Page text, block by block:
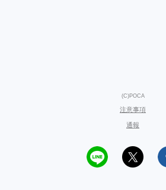
(C)POCA
注意事項
通報